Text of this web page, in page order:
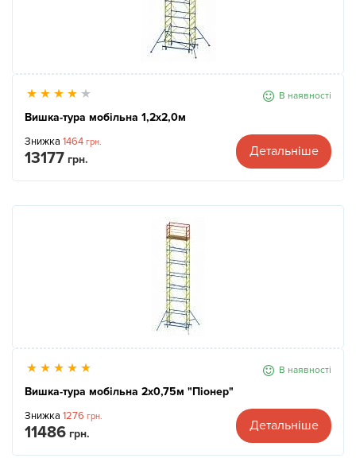
В наявності
Вишка-тура мобільна 1,2х2,0м
Знижка 1464 грн.
13177 грн.
Детальніше
В наявності
Вишка-тура мобільна 2х0,75м "Піонер"
Знижка 1276 грн.
11486 грн.
Детальніше